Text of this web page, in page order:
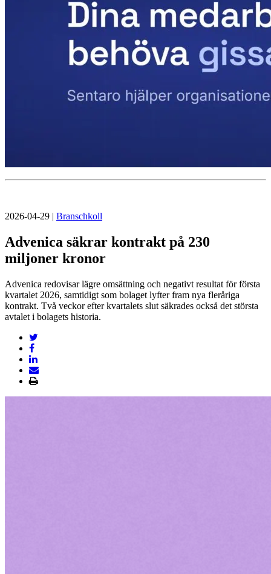
2026-04-29 | Branschkoll
Advenica säkrar kontrakt på 230
miljoner kronor
Advenica redovisar lägre omsättning och negativt resultat för första
kvartalet 2026, samtidigt som bolaget lyfter fram nya fleråriga
kontrakt. Två veckor efter kvartalets slut säkrades också det största
avtalet i bolagets historia.